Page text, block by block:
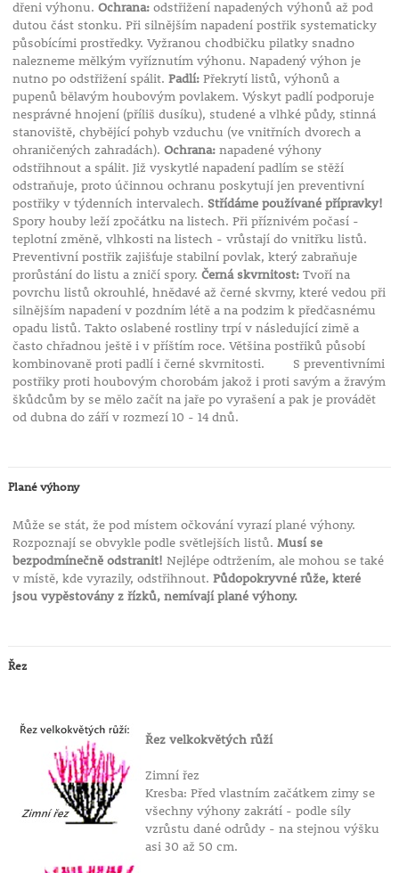
dřeni výhonu. Ochrana:odstřižení napadených výhonů až pod
dutou část stonku. Při silnějším napadení postřik systematicky
působícími prostředky. Vyžranou chodbičku pilatky snadno
nalezneme mělkým vyříznutím výhonu. Napadený výhon je
nutno po odstřižení spálit. Padlí:Překrytí listů, výhonů a
pupenů bělavým houbovým povlakem. Výskyt padlí podporuje
nesprávné hnojení (příliš dusíku), studené a vlhké půdy, stinná
stanoviště, chybějící pohyb vzduchu (ve vnitřních dvorech a
ohraničených zahradách). Ochrana:napadené výhony
odstřihnout a spálit. Již vyskytlé napadení padlím se stěží
odstraňuje, proto účinnou ochranu poskytují jen preventivní
postřiky v týdenních intervalech. Střídáme používané přípravky!
Spory houby leží zpočátku na listech. Při příznivém počasí -
teplotní změně, vlhkosti na listech - vrůstají do vnitřku listů.
Preventivní postřik zajišťuje stabilní povlak, který zabraňuje
prorůstání do listu a zničí spory. Černá skvrnitost:Tvoří na
povrchu listů okrouhlé, hnědavé až černé skvrny, které vedou při
silnějším napadení v pozdním létě a na podzim k předčasnému
opadu listů. Takto oslabené rostliny trpí v následující zimě a
často chřadnou ještě i v příštím roce. Většina postřiků působí
kombinovaně proti padlí i černé skvrnitosti. S preventivními
postřiky proti houbovým chorobám jakož i proti savým a žravým
škůdcům by se mělo začít na jaře po vyrašení a pak je provádět
od dubna do září v rozmezí 10 - 14 dnů.
Plané výhony
Může se stát, že pod místem očkování vyrazí plané výhony.
Rozpoznají se obvykle podle světlejších listů. Musí se
bezpodmínečně odstranit! Nejlépe odtržením, ale mohou se také
v místě, kde vyrazily, odstřihnout. Půdopokryvné růže, které
jsou vypěstovány z řízků, nemívají plané výhony.
Řez
Řez velkokvětých růží
Zimní řez
Kresba: Před vlastním začátkem zimy se
všechny výhony zakrátí - podle síly
vzrůstu dané odrůdy - na stejnou výšku
asi 30 až 50 cm.